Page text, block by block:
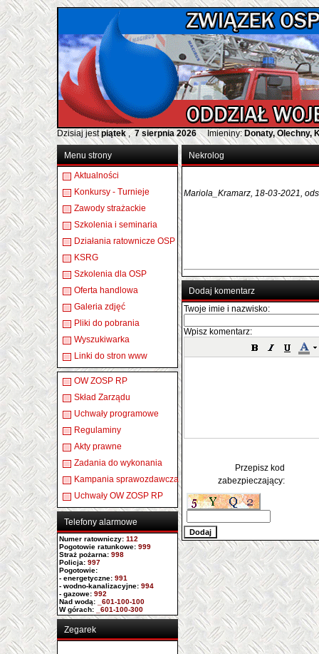
Dzisiaj jestpiątek,7 sierpnia 2026 Imieniny:Donaty, Olechny,
Menu strony
Aktualności
Konkursy - Turnieje
Zawody strażackie
Szkolenia i seminaria
Działania ratownicze OSP
KSRG
Szkolenia dla OSP
Oferta handlowa
Galeria zdjęć
Pliki do pobrania
Wyszukiwarka
Linki do stron www
OW ZOSP RP
Skład Zarządu
Uchwały programowe
Regulaminy
Akty prawne
Zadania do wykonania
Kampania sprawozdawcza
Uchwały OW ZOSP RP
Telefony alarmowe
Numer ratowniczy: 112
Pogotowie ratunkowe: 999
Straż pożarna: 998
Policja: 997
Pogotowie:
- energetyczne: 991
- wodno-kanalizacyjne: 994
- gazowe: 992
Nad wodą: _601-100-100
W górach: _601-100-300
Zegarek
Nekrolog
Mariola_Kramarz, 18-03-2021,
Dodaj komentarz
Twoje imie i nazwisko:
Wpisz komentarz:
Przepisz kod
zabezpieczający: